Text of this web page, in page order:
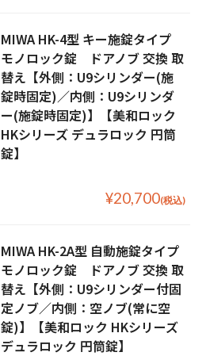
MIWA HK-4型 キー施錠タイプ
モノロック錠 ドアノブ 交換 取
替え【外側：U9シリンダー(施
錠時固定)／内側：U9シリンダ
ー(施錠時固定)】【美和ロック
HKシリーズ デュラロック 円筒
錠】
¥20,700(税込)
MIWA HK-2A型 自動施錠タイプ
モノロック錠 ドアノブ 交換 取
替え【外側：U9シリンダー付固
定ノブ／内側：空ノブ(常に空
錠)】【美和ロック HKシリーズ
デュラロック 円筒錠】